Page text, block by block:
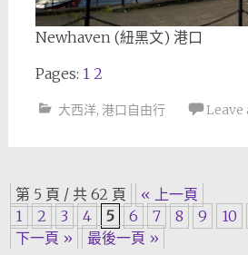
Newhaven (紐黑文) 港口
Pages: 1 2
大西洋, 港口自由行
Posts
navigation
第 5 頁 / 共 62 頁
« 上一頁
1
2 3 4 5 6 7 8 9 10
下一頁 »
最後一頁 »